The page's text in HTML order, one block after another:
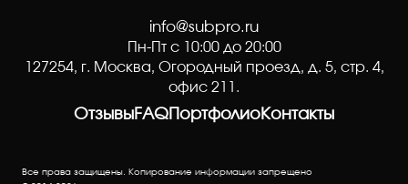
info@subpro.ru
Пн-Пт с 10:00 до 20:00
127254, г. Москва, Огородный проезд, д. 5, стр. 4,
офис 211.
ОтзывыFAQ ПортфолиоКонтакты
Все права защищены. Копирование информации запрещено